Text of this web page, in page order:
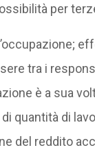
per
tra i
è a sua
quantità di
del reddito